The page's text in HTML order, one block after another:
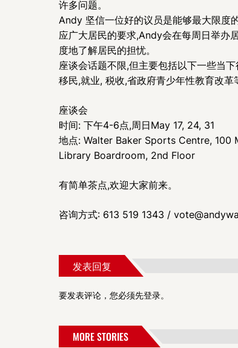
许多问题。
Andy 坚信一位好的议员是能够最大限度
应广大居民的要求,Andy会在每周日举办
度地了解居民的担忧。
座谈会话题不限,但主要包括以下一些当
移民,就业, 税收,省政府青少年性教育改革
座谈会
时间: 下午4-6点,周日May 17, 24, 31
地点: Walter Baker Sports Centre, 100
Library Boardroom, 2nd Floor
有简单茶点,欢迎大家前来。
咨询方式: 613 519 1343 /
发表回复
要发表评论，您必须先登录。
MORE STORIES